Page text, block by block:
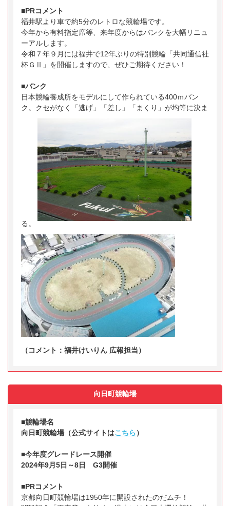
■PRコメント
福井駅より車で約5分のレトロな競輪場です。
今年から有料指定席等、来年度からはバンクを大幅リニュ
ーアルします。
令和７年９月には福井で12年ぶりの特別競輪「共同通信社
杯ＧⅡ」を開催しますので、ぜひご期待ください！
■バンク
日本競輪養成所をモデルにして作られている400ｍバン
ク。クセがなく「逃げ」「差し」「まくり」が均等に決ま
る。
（コメント：福井けいりん 広報担当）
向日町競輪場
■競輪場名
向日町競輪場（公式サイトはこちら）
■今年度グレードレース開催
2024年9月5日～8日 G3開催
■PRコメント
京都向日町競輪場は1950年に開設されたのだムチ！